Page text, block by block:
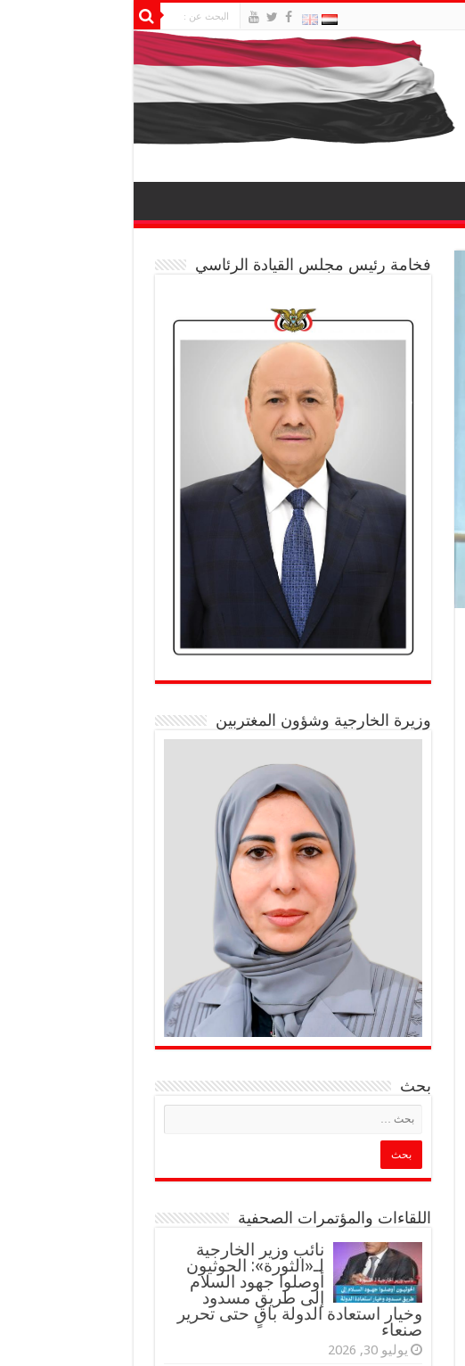
فخامة رئيس مجلس القيادة الرئاسي
وزيرة الخارجية وشؤون المغتربين
بحث
اللقاءات والمؤتمرات الصحفية
‏نائب وزير الخارجية
لـ«الثورة»: الحوثيون
أوصلوا جهود السلام
إلى طريق مسدود
وخيار استعادة الدولة باقٍ حتى تحرير
صنعاء
يوليو 30, 2026